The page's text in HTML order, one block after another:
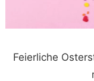
Feierliche